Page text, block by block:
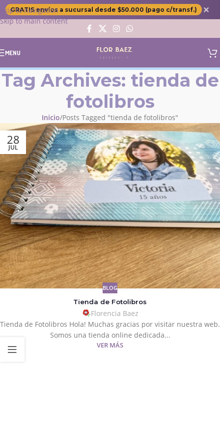
Skip to navigation
Skip to main content
GRATIS envíos a sucursal desde $50.000 (pago c/transf.) ✕
MENU
Tag Archives: tienda de
fotolibros
Inicio Posts Tagged "tienda de fotolibros"
28
JUL
BLOG
Tienda de Fotolibros
Florencia Baez
Tienda de Fotolibros Hola! Muchas gracias por visitar nuestra web.
Somos una tienda online dedicada...
VER MÁS